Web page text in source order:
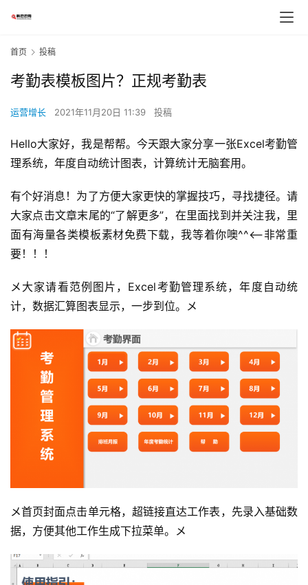
首页 投稿
考勤表模板图片？正规考勤表
运营增长 2021年11月20日 11:39 投稿
Hello大家好，我是帮帮。今天跟大家分享一张Excel考勤管
理系统，年度自动统计图表，计算统计无脑套用。
有个好消息！为了方便大家更快的掌握技巧，寻找捷径。请
大家点击文章末尾的“了解更多”，在里面找到并关注我，里
面有海量各类模板素材免费下载，我等着你噢^^<——非常重
要！！！
メ大家请看范例图片，Excel考勤管理系统，年度自动统
计，数据汇算图表显示，一步到位。メ
メ首页封面点击单元格，超链接直达工作表，先录入基础数
据，方便其他工作生成下拉菜单。メ